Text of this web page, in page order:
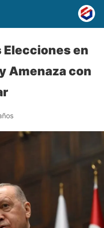
Elecciones en
Amenaza con